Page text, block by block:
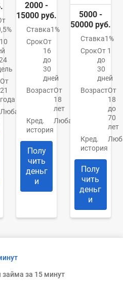
От
21
года
Любая
2000 -
15000 руб.
Ставка1%
СрокОт
16
до
30
дней
ВозрастОт
18
лет
Кред.
история
Любая
Полу
чить
деньг
и
5000 -
50000 руб.
Ставка1%
СрокОт 1
до
30
дней
ВозрастОт
18
до
70
лет
Кред.
история
Полу
чить
деньг
и
за 15 минут